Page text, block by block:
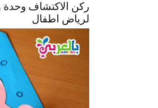
ركن الاكتشاف وحدة
لرياض اطفال